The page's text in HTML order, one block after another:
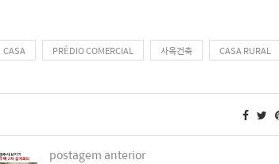
CASA PRÉDIO COMERCIAL 사옥건축 CASA RURAL
postagem anterior